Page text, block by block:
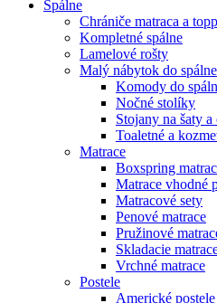
Spálne
Chrániče matraca a
Kompletné spálne
Lamelové rošty
Malý nábytok do spálne
Komody do
Nočné stolíky
Stojany na šaty a
Toaletné a
Matrace
Boxspring
Matrace vhodné
Matracové sety
Penové matrace
Pružinové
Skladacie
Vrchné matrace
Postele
Americké postele